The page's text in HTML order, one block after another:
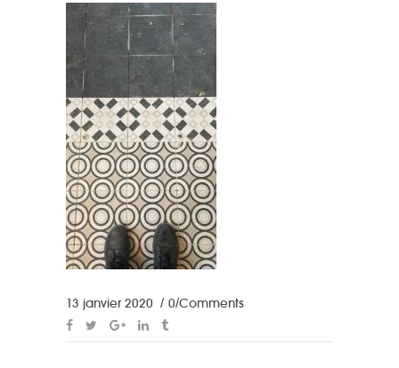
13 janvier 2020 0 Comments